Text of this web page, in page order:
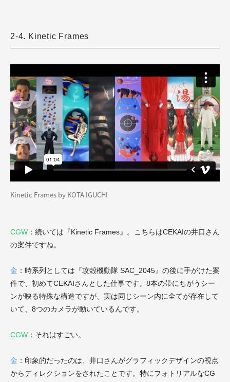
2-4. Kinetic Frames
Kinetic Frames by KOTA IGUCHI
CGW ：続いては『Kinetic Frames』。こちらはCEKAIの井口さん
の案件ですね。
金 ：時系列としては『攻殻機動隊 SAC_2045』の後に手がけた案
件で、初めてCEKAIさんとした仕事です。8本の帯にちがうシー
ンが映る特殊な構造ですが、実は同じシーン内に全てが存在して
いて、8つのカメラが動いているんです。
CGW ：それはすごい。
金 ：印象的だったのは、井口さんがグラフィックデザインの視点
からディレクションをされたことです。特にフォトリアルなCG